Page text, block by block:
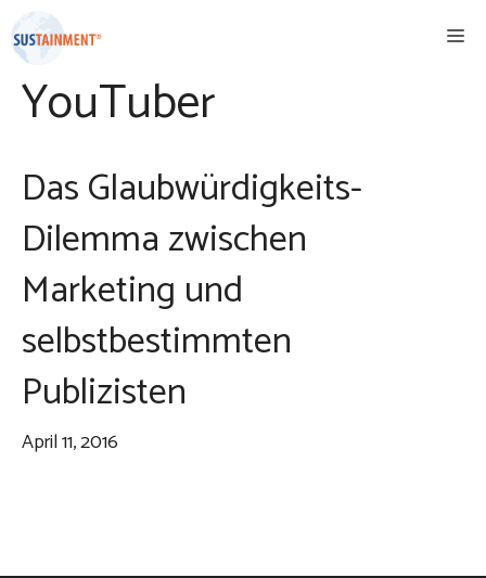
Zum
Inhalt
springen
YouTuber
Das Glaubwürdigkeits-
Dilemma zwischen
Marketing und
selbstbestimmten
Publizisten
April 11, 2016